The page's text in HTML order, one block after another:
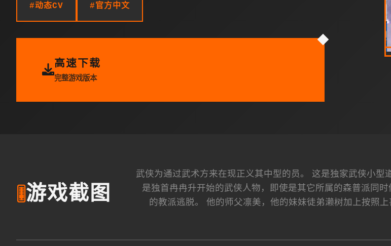
#动态CV #官方中文
高速下载
完整游戏版本
🎚️游戏截图
武侠为通过武术方来在现正义其中型的员。 这是独家武侠小
是独首冉冉升开始的武侠人物，即使是其它所属的森普派同
的教派逃脱。 他的师父凛美，他的妹妹徒弟濑树加上按照